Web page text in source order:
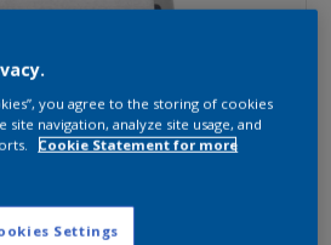
you agree to the storing of cookies
navigation, analyze site usage, and
Cookie Statement for more
Settings